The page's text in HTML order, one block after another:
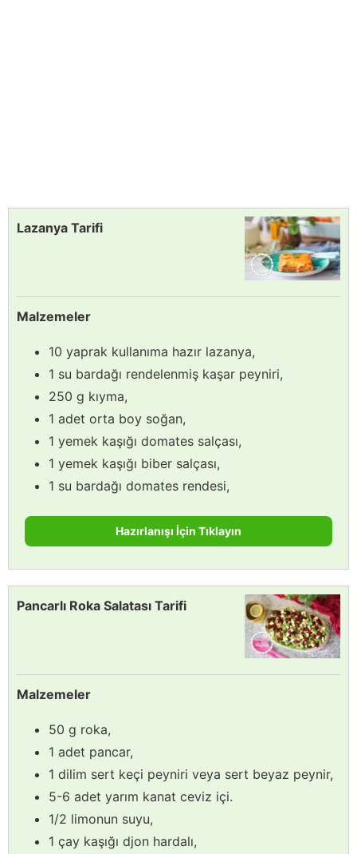
Lazanya Tarifi
Malzemeler
10 yaprak kullanıma hazır lazanya,
1 su bardağı rendelenmiş kaşar peyniri,
250 g kıyma,
1 adet orta boy soğan,
1 yemek kaşığı domates salçası,
1 yemek kaşığı biber salçası,
1 su bardağı domates rendesi,
Hazırlanışı İçin Tıklayın
Pancarlı Roka Salatası Tarifi
Malzemeler
50 g roka,
1 adet pancar,
1 dilim sert keçi peyniri veya sert beyaz peynir,
5-6 adet yarım kanat ceviz içi.
1/2 limonun suyu,
1 çay kaşığı djon hardalı,